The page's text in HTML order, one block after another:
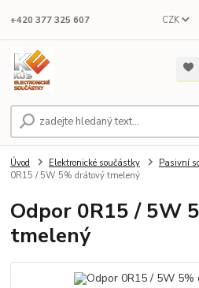
CZK
+420 377 325 607
Úvod Elektronické součástky Pasivní
0R15 / 5W 5% drátový tmelený
Odpor 0R15 / 5W
tmelený